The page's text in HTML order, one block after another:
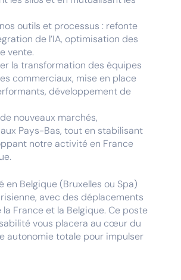
outils et processus : refonte
de l’IA, optimisation des
vente.
la transformation des équipes
commerciaux, mise en place
développement de
nouveaux marchés,
Pays-Bas, tout en stabilisant
notre activité en France
en Belgique (Bruxelles ou Spa)
avec des déplacements
France et la Belgique. Ce poste
vous placera au cœur du
autonomie totale pour impulser